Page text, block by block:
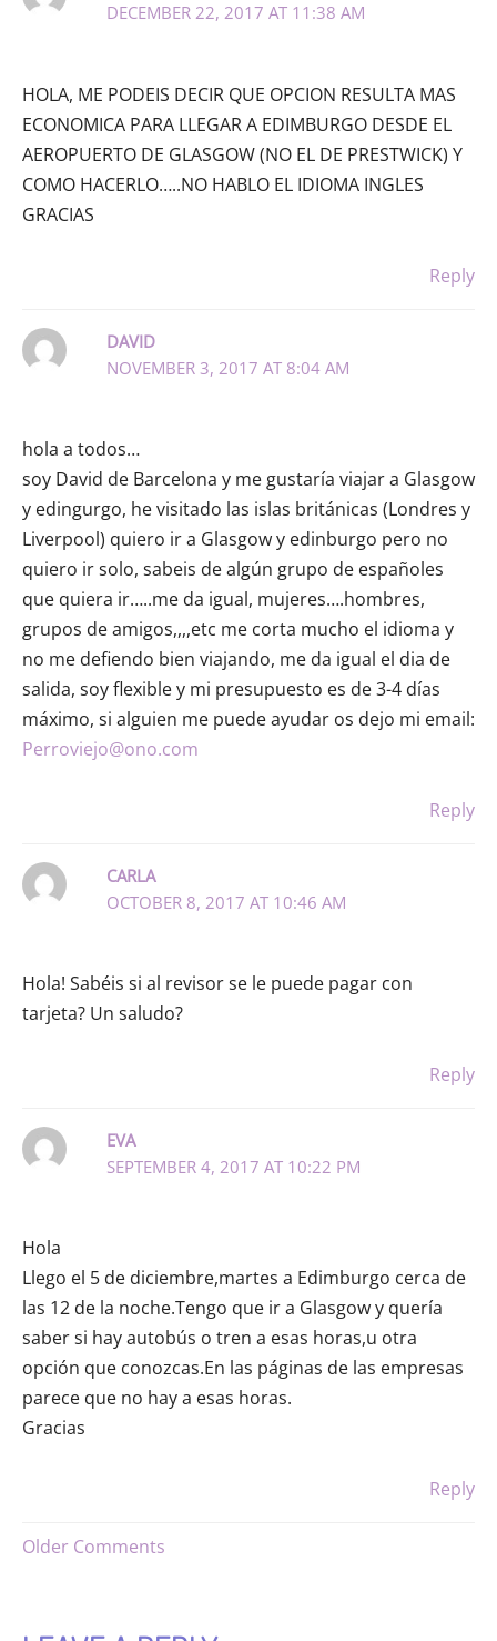
DECEMBER 22, 2017 AT 11:38 AM
HOLA, ME PODEIS DECIR QUE OPCION RESULTA MAS
ECONOMICA PARA LLEGAR A EDIMBURGO DESDE EL
AEROPUERTO DE GLASGOW (NO EL DE PRESTWICK) Y
COMO HACERLO…..NO HABLO EL IDIOMA INGLES
GRACIAS
Reply
DAVID
NOVEMBER 3, 2017 AT 8:04 AM
hola a todos…
soy David de Barcelona y me gustaría viajar a Glasgow
y edingurgo, he visitado las islas británicas (Londres y
Liverpool) quiero ir a Glasgow y edinburgo pero no
quiero ir solo, sabeis de algún grupo de españoles
que quiera ir…..me da igual, mujeres….hombres,
grupos de amigos,,,,etc me corta mucho el idioma y
no me defiendo bien viajando, me da igual el dia de
salida, soy flexible y mi presupuesto es de 3-4 días
máximo, si alguien me puede ayudar os dejo mi email:
Perroviejo@ono.com
Reply
CARLA
OCTOBER 8, 2017 AT 10:46 AM
Hola! Sabéis si al revisor se le puede pagar con
tarjeta? Un saludo?
Reply
EVA
SEPTEMBER 4, 2017 AT 10:22 PM
Hola
Llego el 5 de diciembre,martes a Edimburgo cerca de
las 12 de la noche.Tengo que ir a Glasgow y quería
saber si hay autobús o tren a esas horas,u otra
opción que conozcas.En las páginas de las empresas
parece que no hay a esas horas.
Gracias
Reply
NEWER
Older Comments